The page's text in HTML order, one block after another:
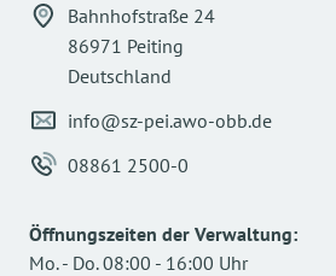
Bahnhofstraße 24
86971 Peiting
Deutschland
info@sz-pei.awo-obb.de
08861 2500-0
Öffnungszeiten der Verwaltung:
Mo.- Do. 08:00 - 16:00 Uhr